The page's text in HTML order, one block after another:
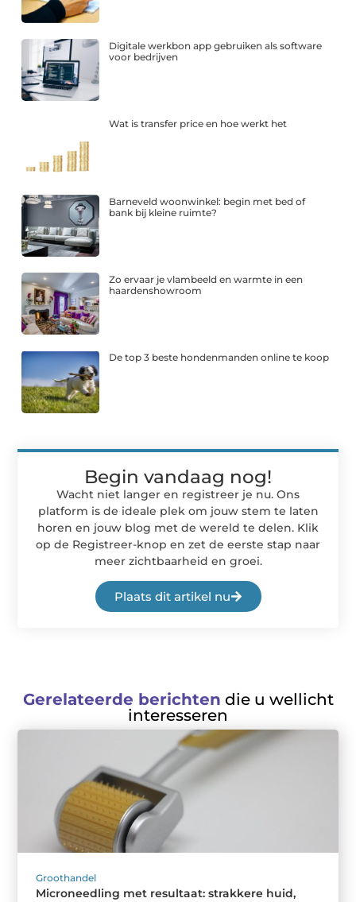
Digitale werkbon app gebruiken als software
voor bedrijven
Wat is transfer price en hoe werkt het
Barneveld woonwinkel: begin met bed of
bank bij kleine ruimte?
Zo ervaar je vlambeeld en warmte in een
haardenshowroom
De top 3 beste hondenmanden online te koop
Begin vandaag nog!
Wacht niet langer en registreer je nu. Ons
platform is de ideale plek om jouw stem te laten
horen en jouw blog met de wereld te delen. Klik
op de Registreer-knop en zet de eerste stap naar
meer zichtbaarheid en groei.
Plaats dit artikel nu
Gerelateerde berichten die u wellicht
interesseren
Groothandel
Microneedling met resultaat: strakkere huid,